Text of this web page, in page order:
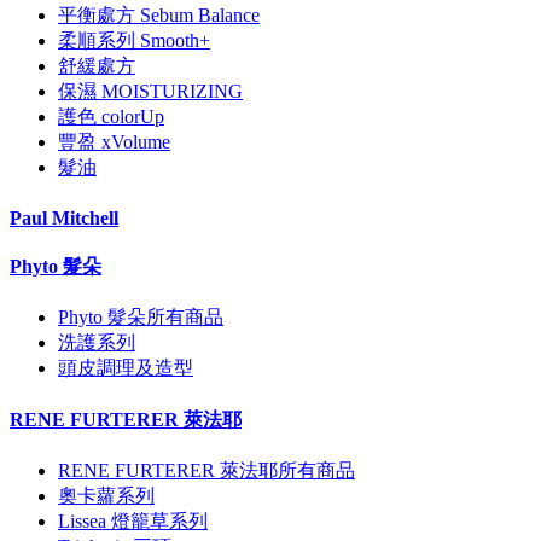
平衡處方 Sebum Balance
柔順系列 Smooth+
舒緩處方
保濕 MOISTURIZING
護色 colorUp
豐盈 xVolume
髮油
Paul Mitchell
Phyto 髮朵
Phyto 髮朵所有商品
洗護系列
頭皮調理及造型
RENE FURTERER 萊法耶
RENE FURTERER 萊法耶所有商品
奧卡蘿系列
Lissea 燈籠草系列